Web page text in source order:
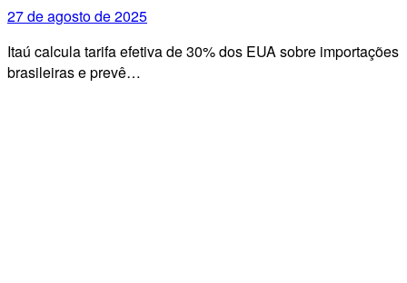
27 de agosto de 2025
Itaú calcula tarifa efetiva de 30% dos EUA sobre importações
brasileiras e prevê…